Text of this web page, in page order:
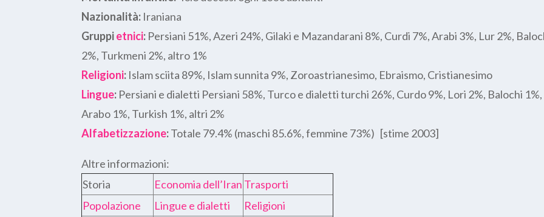
Nazionalità: Iraniana
Gruppietnici: Persiani 51%, Azeri 24%, Gilaki e Mazandarani 8%, Curdi 7%, Arabi 3%, Lur 2%,
2%, Turkmeni 2%, altro 1%
Religioni: Islam sciita 89%, Islam sunnita 9%, Zoroastrianesimo, Ebraismo, Cristianesimo
Lingue: Persiani e dialetti Persiani 58%, Turco e dialetti turchi 26%, Curdo 9%, Lori 2%, Balochi 1%,
Arabo 1%, Turkish 1%, altri 2%
Alfabetizzazione:Totale 79.4% (maschi 85.6%, femmine 73%) [stime 2003]
Altre informazioni:
Storia
Economia dell’Iran Trasporti
Popolazione
Lingue e dialetti
Religioni